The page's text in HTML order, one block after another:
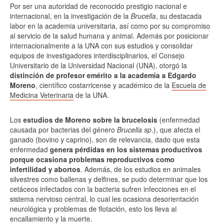
Por ser una autoridad de reconocido prestigio nacional e
internacional, en la investigación de la Brucella, su destacada
labor en la academia universitaria, así como por su compromiso
al servicio de la salud humana y animal. Además por posicionar
internacionalmente a la UNA con sus estudios y consolidar
equipos de investigadores interdisciplinarios, el Consejo
Universitario de la Universidad Nacional (UNA), otorgó la
distinción de profesor emérito a la academia a Edgardo
Moreno, científico costarricense y académico de la Escuela de
Medicina Veterinaria de la UNA.
Los estudios de Moreno sobre la brucelosis (enfermedad
causada por bacterias del género Brucella sp.), que afecta el
ganado (bovino y caprino), son de relevancia, dado que esta
enfermedad genera pérdidas en los sistemas productivos
porque ocasiona problemas reproductivos como
infertilidad y abortos. Además, de los estudios en animales
silvestres como ballenas y delfines, se pudo determinar que los
cetáceos infectados con la bacteria sufren infecciones en el
sistema nervioso central, lo cual les ocasiona desorientación
neurológica y problemas de flotación, esto los lleva al
encallamiento y la muerte.